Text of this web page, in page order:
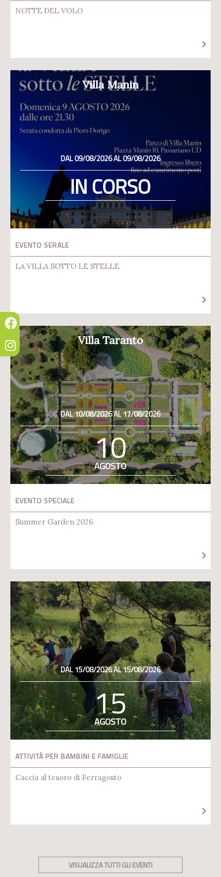
NOTTE DEL VOLO
Villa Manin
DAL 09/08/2026 AL 09/08/2026
IN CORSO
EVENTO SERALE
LA VILLA SOTTO LE STELLE
Villa Taranto
DAL 10/08/2026 AL 17/08/2026
10
AGOSTO
EVENTO SPECIALE
Summer Garden 2026
DAL 15/08/2026 AL 15/08/2026
15
AGOSTO
ATTIVITÀ PER BAMBINI E FAMIGLIE
Caccia al tesoro di Ferragosto
VISUALIZZA TUTTI GLI EVENTI